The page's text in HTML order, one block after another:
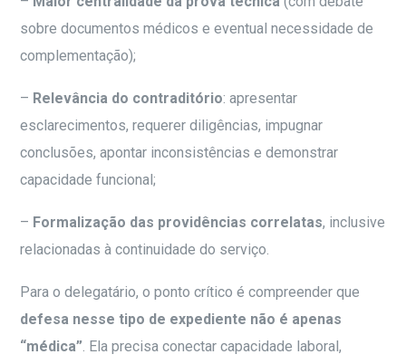
sobre documentos médicos e eventual necessidade de
complementação);
– Relevância do contraditório: apresentar
esclarecimentos, requerer diligências, impugnar
conclusões, apontar inconsistências e demonstrar
capacidade funcional;
– Formalização das providências correlatas, inclusive
relacionadas à continuidade do serviço.
Para o delegatário, o ponto crítico é compreender que
defesa nesse tipo de expediente não é apenas
“médica”. Ela precisa conectar capacidade laboral,